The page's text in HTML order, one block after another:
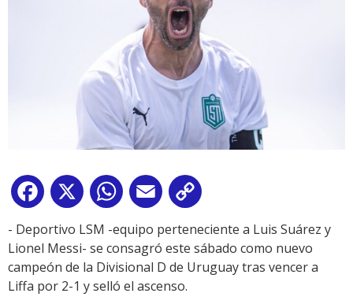
Facebook
X WhatsApp
Email
Link
- Deportivo LSM -equipo perteneciente a Luis Suárez y
Lionel Messi- se consagró este sábado como nuevo
campeón de la Divisional D de Uruguay tras vencer a
Liffa por 2-1 y selló el ascenso.